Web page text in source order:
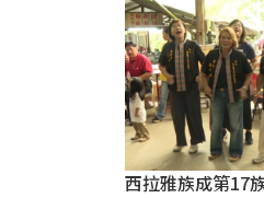
西拉雅族成第17